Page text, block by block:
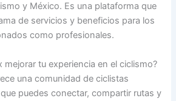
y México. Es una plataforma que
de servicios y beneficios para los
como profesionales.
mejorar tu experiencia en el ciclismo?
una comunidad de ciclistas
puedes conectar, compartir rutas y